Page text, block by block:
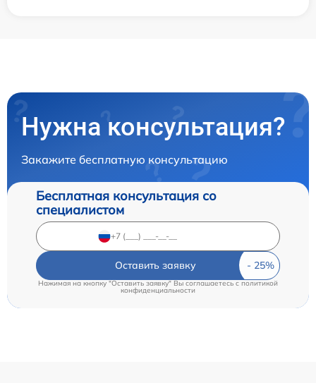
Нужна консультация?
Закажите бесплатную консультацию
Бесплатная консультация со
специалистом
Оставить заявку
Нажимая на кнопку "Оставить заявку" Вы соглашаетесь cполитикой
конфиденциальности